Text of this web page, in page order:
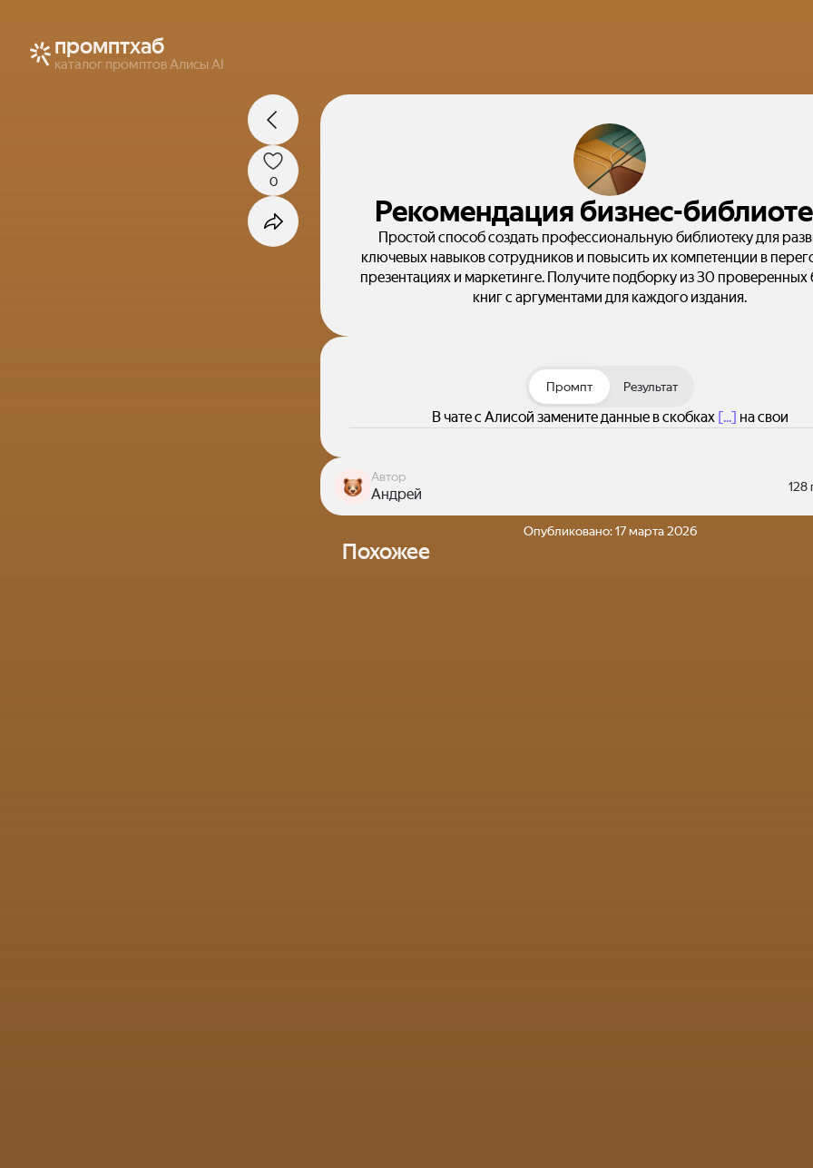
промптхаб
каталог промптов Алисы AI
Рекомендация бизнес-
Простой способ создать профессиональную библиотеку для
ключевых навыков сотрудников и повысить их компетенции в
презентациях и маркетинге. Получите подборку из 30 проверенных
книг с аргументами для каждого издания.
0
Промпт Результат
В чате с Алисой замените данные в скобках [...] на свои
Автор
Андрей 128
Опубликовано:17 марта 2026
Похожее